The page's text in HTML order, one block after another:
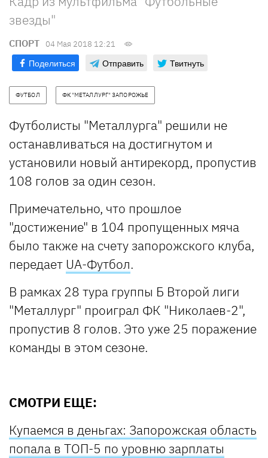
звезды"
СПОРТ 04 Мая 2018 12:21
Поделиться Отправить Твитнуть
ФУТБОЛ ФК "МЕТАЛЛУРГ" ЗАПОРОЖЬЕ
Футболисты "Металлурга" решили не
останавливаться на достигнутом и
установили новый антирекорд, пропустив
108 голов за один сезон.
Примечательно, что прошлое
"достижение" в 104 пропущенных мяча
было также на счету запорожского клуба,
передает UA-Футбол.
В рамках 28 тура группы Б Второй лиги
"Металлург" проиграл ФК "Николаев-2",
пропустив 8 голов. Это уже 25 поражение
команды в этом сезоне.
СМОТРИ ЕЩЕ:
Купаемся в деньгах: Запорожская область
попала в ТОП-5 по уровню зарплаты